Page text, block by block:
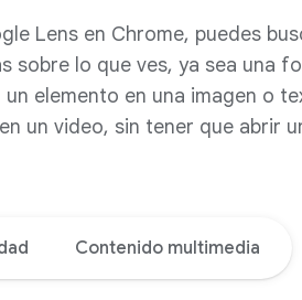
Lens en Chrome, puedes
sobre lo que ves, ya sea una
elemento en una imagen o
un video, sin tener que abrir
Contenido multimedia